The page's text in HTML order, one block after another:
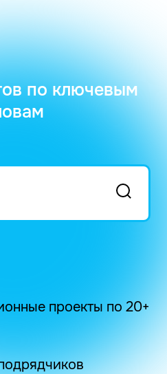
по ключевым
проекты по 20+